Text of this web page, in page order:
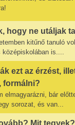
hogy ne utáljak
kitűnő tanuló
is....
ezt az érzést,
formálni?
elmagyarázni, bár
sorozat, és van...
Mit tegyek?